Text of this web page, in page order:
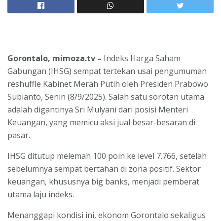
Gorontalo, mimoza.tv – Indeks Harga Saham
Gabungan (IHSG) sempat tertekan usai pengumuman
reshuffle Kabinet Merah Putih oleh Presiden Prabowo
Subianto, Senin (8/9/2025). Salah satu sorotan utama
adalah digantinya Sri Mulyani dari posisi Menteri
Keuangan, yang memicu aksi jual besar-besaran di
pasar.
IHSG ditutup melemah 100 poin ke level 7.766, setelah
sebelumnya sempat bertahan di zona positif. Sektor
keuangan, khususnya big banks, menjadi pemberat
utama laju indeks.
Menanggapi kondisi ini, ekonom Gorontalo sekaligus